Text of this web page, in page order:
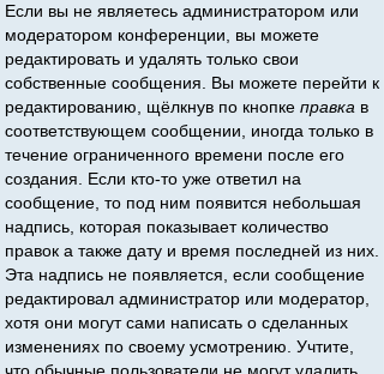
Если вы не являетесь администратором или
модератором конференции, вы можете
редактировать и удалять только свои
собственные сообщения. Вы можете перейти к
редактированию, щёлкнув по кнопке правка в
соответствующем сообщении, иногда только в
течение ограниченного времени после его
создания. Если кто-то уже ответил на
сообщение, то под ним появится небольшая
надпись, которая показывает количество
правок а также дату и время последней из них.
Эта надпись не появляется, если сообщение
редактировал администратор или модератор,
хотя они могут сами написать о сделанных
изменениях по своему усмотрению. Учтите,